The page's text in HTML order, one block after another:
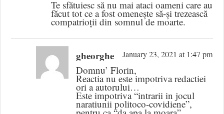
Te sfătuiesc să nu mai ataci oameni care au
făcut tot ce a fost omenește să-și trezească
compatrioții din somnul de moarte.
gheorghe January 23, 2021 at 1:47 pm
Domnu’ Florin,
Reactia nu este impotriva redactiei
ori a autorului…
Este impotriva “intrarii in jocul
naratiunii politoco-covidiene”,